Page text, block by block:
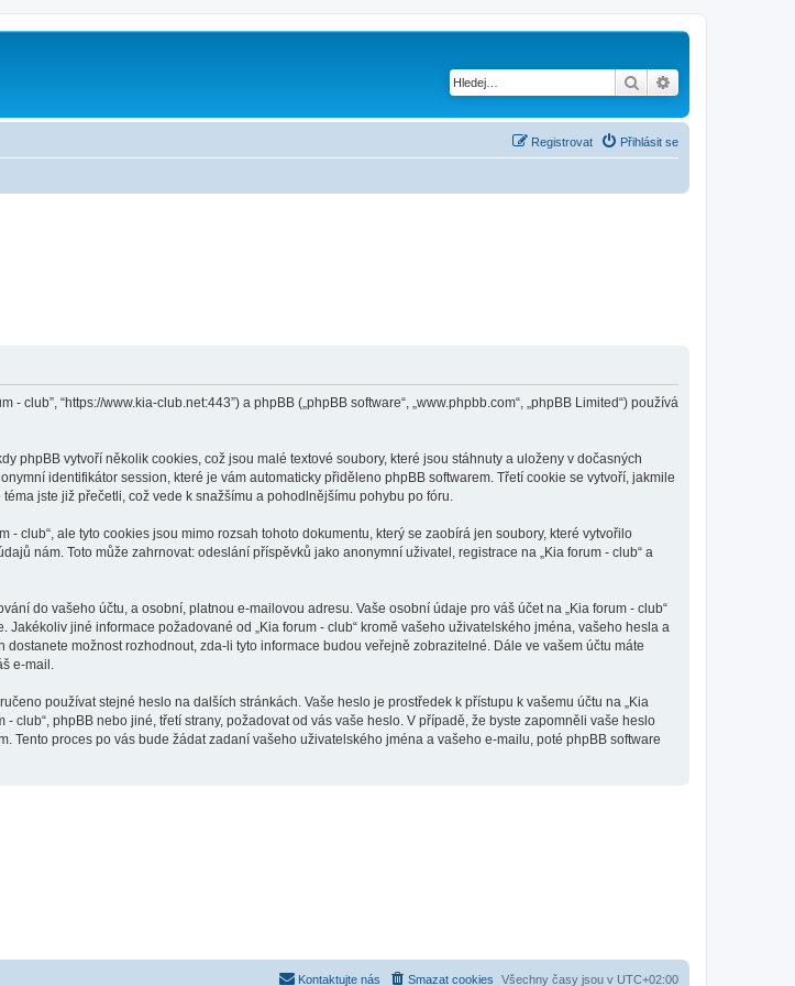
Hledat
Přihlásit se
Registrovat
- club”, “https://www.kia-club.net:443”) a phpBB („phpBB software“, „www.phpbb.com“, „phpBB Limited“) používá
phpBB vytvoří několik cookies, což jsou malé textové soubory, které jsou stáhnuty a uloženy v dočasných
identifikátor session, které je vám automaticky přiděleno phpBB softwarem. Třetí cookie se vytvoří, jakmile
jste již přečetli, což vede k snažšímu a pohodlnějšímu pohybu po fóru.
club“, ale tyto cookies jsou mimo rozsah tohoto dokumentu, který se zaobírá jen soubory, které vytvořilo
nám. Toto může zahrnovat: odeslání příspěvků jako anonymní uživatel, registrace na „Kia forum - club“ a
do vašeho účtu, a osobní, platnou e-mailovou adresu. Vaše osobní údaje pro váš účet na „Kia forum - club“
jiné informace požadované od „Kia forum - club“ kromě vašeho uživatelského jména, vašeho hesla a
možnost rozhodnout, zda-li tyto informace budou veřejně zobrazitelné. Dále ve vašem účtu máte
e-mail.
používat stejné heslo na dalších stránkách. Vaše heslo je prostředek k přístupu k vašemu účtu na „Kia
club“, phpBB nebo jiné, třetí strany, požadovat od vás vaše heslo. V případě, že byste zapomněli vaše heslo
Tento proces po vás bude žádat zadaní vašeho uživatelského jména a vašeho e-mailu, poté phpBB software
Všechny časy jsou v UTC+02:00
Smazat cookies
Kontaktujte nás